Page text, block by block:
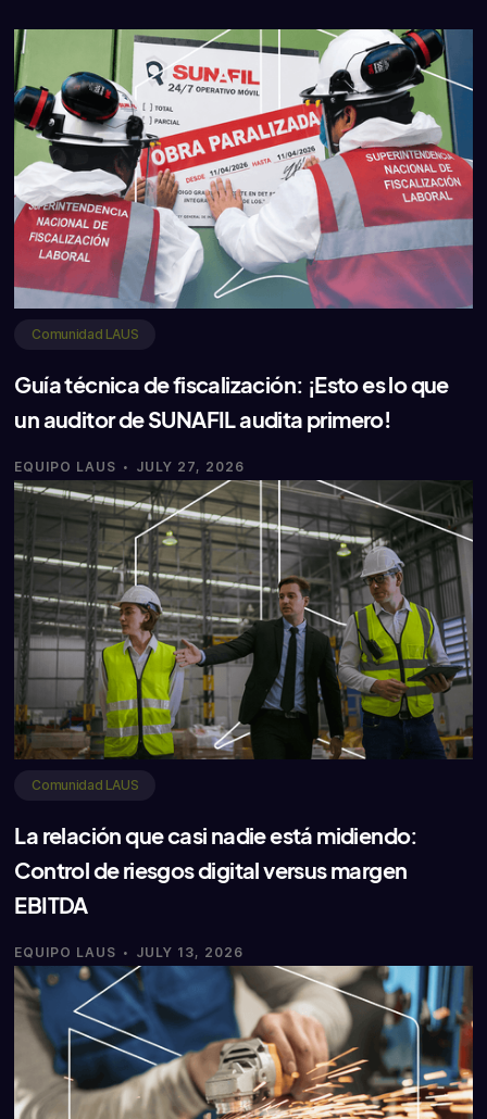
Comunidad LAUS
Guía técnica de fiscalización: ¡Esto es lo que
un auditor de SUNAFIL audita primero!
EQUIPO LAUS · JULY 27, 2026
Comunidad LAUS
La relación que casi nadie está midiendo:
Control de riesgos digital versus margen
EBITDA
EQUIPO LAUS · JULY 13, 2026